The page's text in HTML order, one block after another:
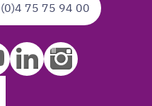
75 75 94 00